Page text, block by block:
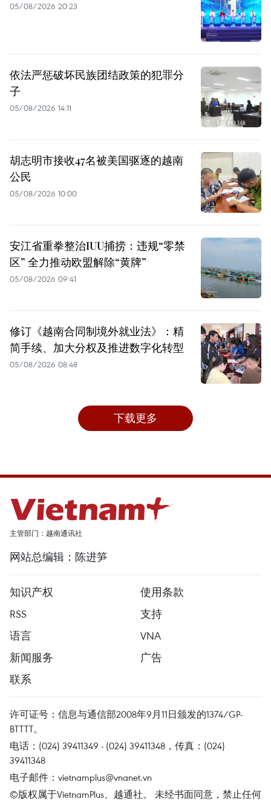
05/08/2026 20:23
依法严惩破坏民族团结政策的犯罪分
子
05/08/2026 14:11
胡志明市接收47名被美国驱逐的越南
公民
05/08/2026 10:00
安江省重拳整治IUU捕捞：违规“零禁
区” 全力推动欧盟解除“黄牌”
05/08/2026 09:41
修订《越南合同制境外就业法》：精
简手续、加大分权及推进数字化转型
05/08/2026 08:48
下载更多
主管部门：越南通讯社
网站总编辑：陈进笋
知识产权
使用条款
RSS
支持
语言
VNA
新闻服务
广告
联系
许可证号：信息与通信部2008年9月11日颁发的1374/GP-
BTTTT。
电话：(024) 39411349 - (024) 39411348，传真：(024)
39411348
电子邮件： vietnamplus@vnanet.vn
©版权属于VietnamPlus、越通社。 未经书面同意，禁止任何